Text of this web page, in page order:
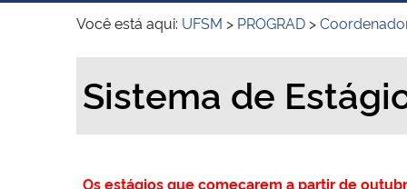
Secretaria de Governo
Gabinete de Segurança
Você está aqui: UFSM > PROGRAD >
Sistema de
Os estágios que começarem a partir de